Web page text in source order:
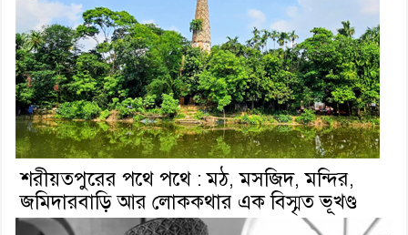
শরীয়তপুরের পথে পথে : মঠ, মসজিদ, মন্দির,
জমিদারবাড়ি আর লোককথার এক বিস্মৃত ভূখণ্ড